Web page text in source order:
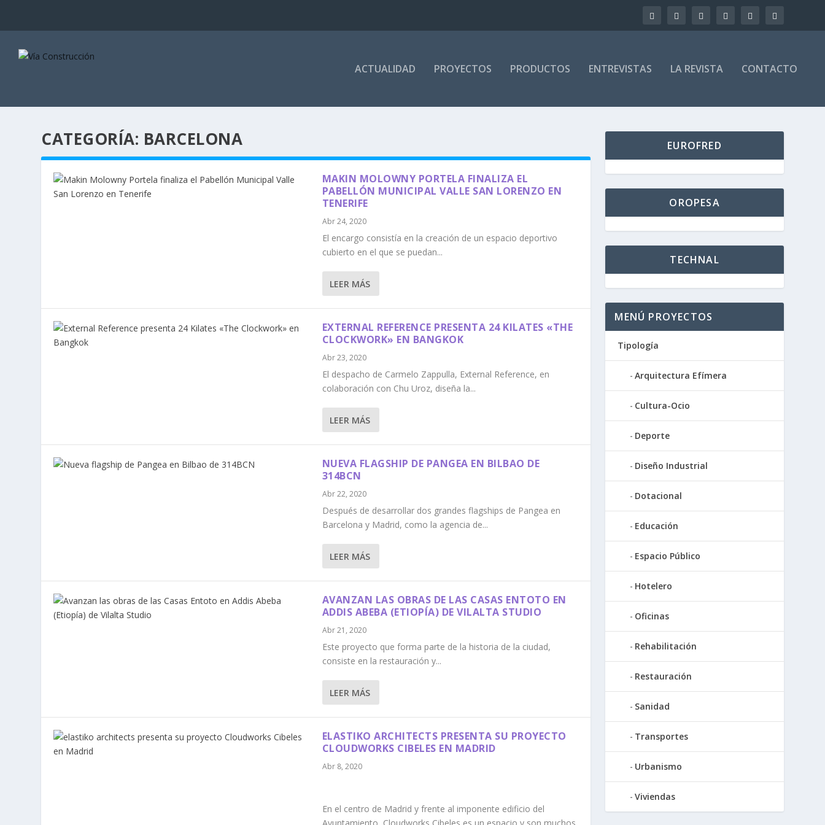
ACTUALIDAD PROYECTOS PRODUCTOS ENTREVISTAS LA REVISTA CONTACTO
CATEGORÍA: BARCELONA
MAKIN MOLOWNY PORTELA FINALIZA EL
PABELLÓN MUNICIPAL VALLE SAN LORENZO EN
TENERIFE
Abr 24, 2020
El encargo consistía en la creación de un espacio deportivo
cubierto en el que se puedan...
LEER MÁS
EXTERNAL REFERENCE PRESENTA 24 KILATES «THE
CLOCKWORK» EN BANGKOK
Abr 23, 2020
El despacho de Carmelo Zappulla, External Reference, en
colaboración con Chu Uroz, diseña la...
LEER MÁS
NUEVA FLAGSHIP DE PANGEA EN BILBAO DE
314BCN
Abr 22, 2020
Después de desarrollar dos grandes flagships de Pangea en
Barcelona y Madrid, como la agencia de...
LEER MÁS
AVANZAN LAS OBRAS DE LAS CASAS ENTOTO EN
ADDIS ABEBA (ETIOPÍA) DE VILALTA STUDIO
Abr 21, 2020
Este proyecto que forma parte de la historia de la ciudad,
consiste en la restauración y...
LEER MÁS
ELASTIKO ARCHITECTS PRESENTA SU PROYECTO
CLOUDWORKS CIBELES EN MADRID
Abr 8, 2020
En el centro de Madrid y frente al imponente edificio del
EUROFRED
OROPESA
TECHNAL
MENÚ PROYECTOS
Tipología
Arquitectura Efímera
Cultura-Ocio
Deporte
Diseño Industrial
Dotacional
Educación
Espacio Público
Hotelero
Oficinas
Rehabilitación
Restauración
Sanidad
Transportes
Urbanismo
Viviendas